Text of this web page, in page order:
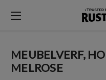
MEUBELVERF,
MELROSE